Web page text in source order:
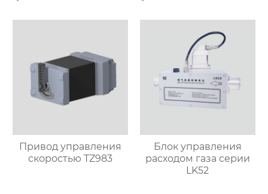
Привод управления
скоростью TZ983
Блок управления
расходом газа серии
LK52